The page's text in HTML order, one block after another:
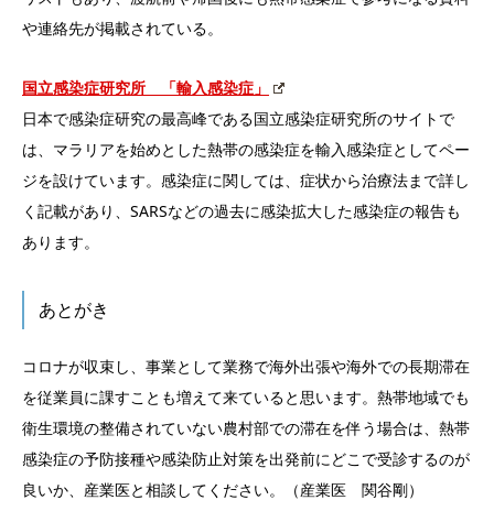
や連絡先が掲載されている。
国立感染症研究所 「輸入感染症」
日本で感染症研究の最高峰である国立感染症研究所のサイトで
は、マラリアを始めとした熱帯の感染症を輸入感染症としてペー
ジを設けています。感染症に関しては、症状から治療法まで詳し
く記載があり、SARSなどの過去に感染拡大した感染症の報告も
あります。
あとがき
コロナが収束し、事業として業務で海外出張や海外での長期滞在
を従業員に課すことも増えて来ていると思います。熱帯地域でも
衛生環境の整備されていない農村部での滞在を伴う場合は、熱帯
感染症の予防接種や感染防止対策を出発前にどこで受診するのが
良いか、産業医と相談してください。（産業医 関谷剛）